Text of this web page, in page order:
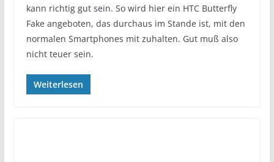
kann richtig gut sein. So wird hier ein HTC Butterfly
Fake angeboten, das durchaus im Stande ist, mit den
normalen Smartphones mit zuhalten. Gut muß also
nicht teuer sein.
Weiterlesen